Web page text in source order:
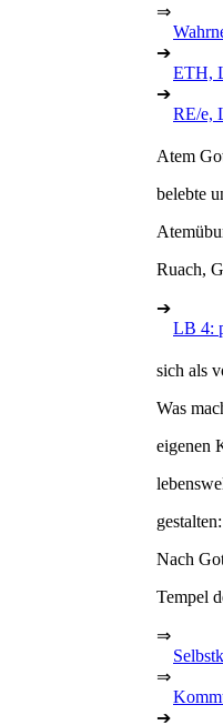
⇒
➔
ETH,
➔
RE/e,
Atem
belebte
Ruach,
➔
LB 4:
sich als
Was
eigenen
Nach
Tempel
⇒
⇒
➔